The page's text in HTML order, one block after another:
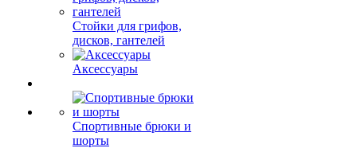
Стойки для грифов,
дисков, гантелей
Аксессуары
Спортивные брюки и
шорты